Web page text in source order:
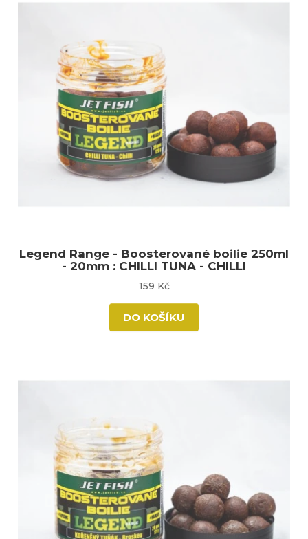
Legend Range - Boosterované boilie 250ml
- 20mm : CHILLI TUNA - CHILLI
159 Kč
DO KOŠÍKU